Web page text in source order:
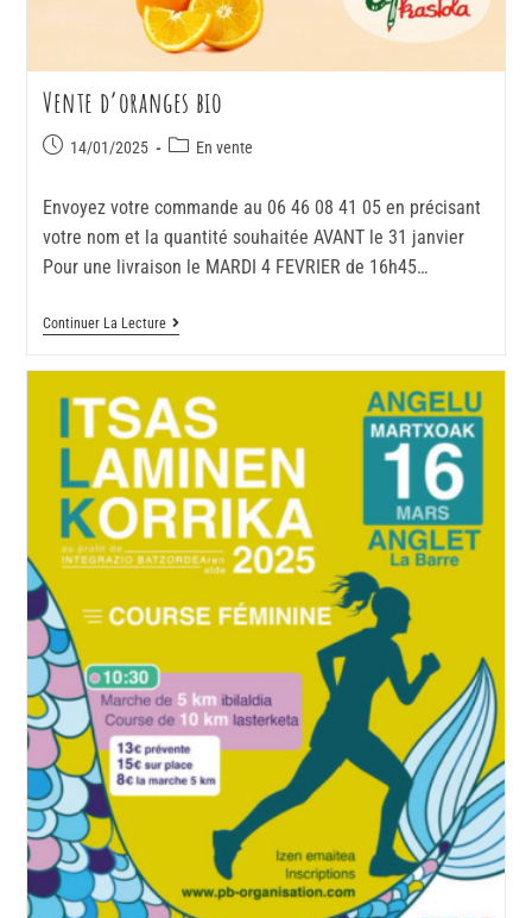
Vente d’oranges bio
14/01/2025 En vente
Envoyez votre commande au 06 46 08 41 05 en précisant
votre nom et la quantité souhaitée AVANT le 31 janvier
Pour une livraison le MARDI 4 FEVRIER de 16h45…
Continuer La Lecture